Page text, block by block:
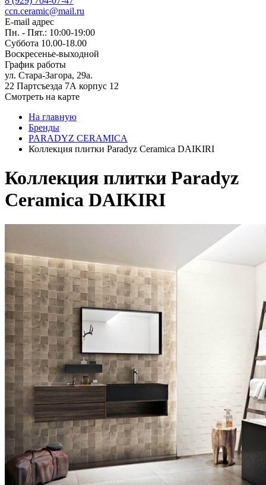
ccn.ceramic@mail.ru
E-mail адрес
Пн. - Пят.: 10:00-19:00
Суббота 10.00-18.00
Воскресенье-выходной
График работы
ул. Стара-Загора, 29а.
22 Партсъезда 7А корпус 12
Смотреть на карте
На главную
Бренды
PARADYZ CERAMICA
Коллекция плитки Paradyz Ceramica DAIKIRI
Коллекция плитки Paradyz
Ceramica DAIKIRI